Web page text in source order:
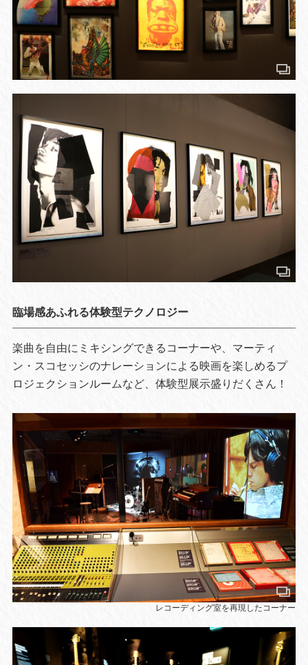
臨場感あふれる体験型テクノロジー
楽曲を自由にミキシングできるコーナーや、マーティ
ン・スコセッシのナレーションによる映画を楽しめるプ
ロジェクションルームなど、体験型展示盛りだくさん！
レコーディング室を再現したコーナー